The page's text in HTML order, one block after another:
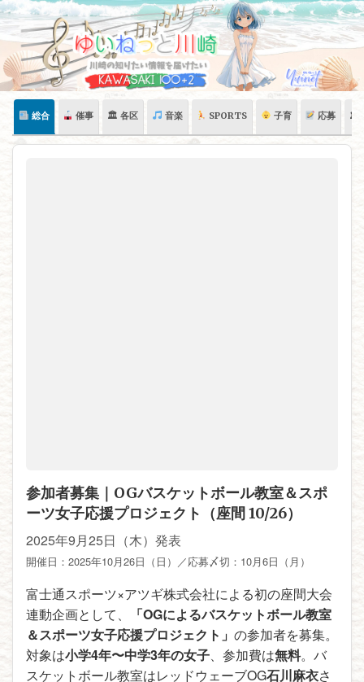
Skip
content
総合 催事 🏛 各区 音楽 SPORTS 子育 応募 🏛
参加者募集｜OGバスケットボール教室＆スポ
ーツ女子応援プロジェクト（座間 10/26）
2025年9月25日（木）発表
開催日： 2025年10月26日（日） ／応募〆切： 10月6日（月）
富士通スポーツ×アツギ株式会社による初の座間大会
連動企画として、
「OGによるバスケットボール教室
＆スポーツ女子応援プロジェクト」 の参加者を募集。
対象は小学4年〜中学3年の女子、参加費は無料。バ
スケットボール教室はレッドウェーブOG石川麻衣さ